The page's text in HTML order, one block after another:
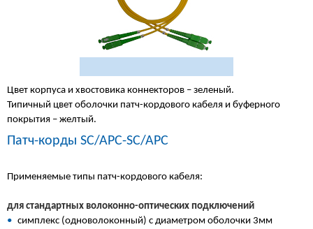
Цвет корпуса и хвостовика коннекторов – зеленый.
Типичный цвет оболочки патч-кордового кабеля и буферного
покрытия – желтый.
Патч-корды SC/APC-SC/APC
Применяемые типы патч-кордового кабеля:
для стандартных волоконно-оптических подключений
• симплекс (одноволоконный) с диаметром оболочки 3мм